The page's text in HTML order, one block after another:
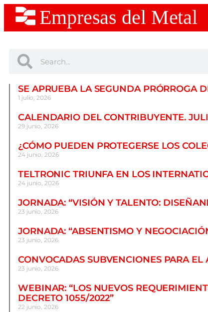
Empresas del Metal
SE APRUEBA LA SEGUNDA PRÓRROGA
1 julio, 2026
CALENDARIO DEL CONTRIBUYENTE.
29 junio, 2026
¿CÓMO PUEDEN PROTEGERSE LOS
24 junio, 2026
TELTRONIC TRIUNFA EN LOS
24 junio, 2026
JORNADA: “VISIÓN Y TALENTO:
23 junio, 2026
JORNADA: “ABSENTISMO Y
23 junio, 2026
CONVOCADAS SUBVENCIONES PARA
23 junio, 2026
WEBINAR: “LOS NUEVOS
DECRETO 1055/2022”
22 junio, 2026